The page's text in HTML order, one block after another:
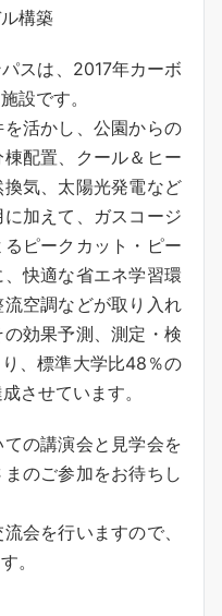
構築
スは、2017年カーボ
設です。
活かし、公園からの
配置、クール＆ヒー
換気、太陽光発電など
加えて、ガスコージ
ピークカット・ピー
快適な省エネ学習環
空調などが取り入れ
効果予測、測定・検
、標準大学比48％の
させています。
の講演会と見学会を
のご参加をお待ちし
会を行いますので、
。